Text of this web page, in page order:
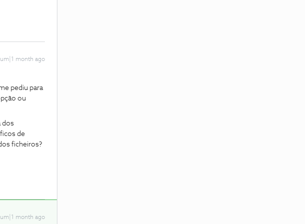
month ago
pediu para
ou
dos
de
ficheiros?
month ago